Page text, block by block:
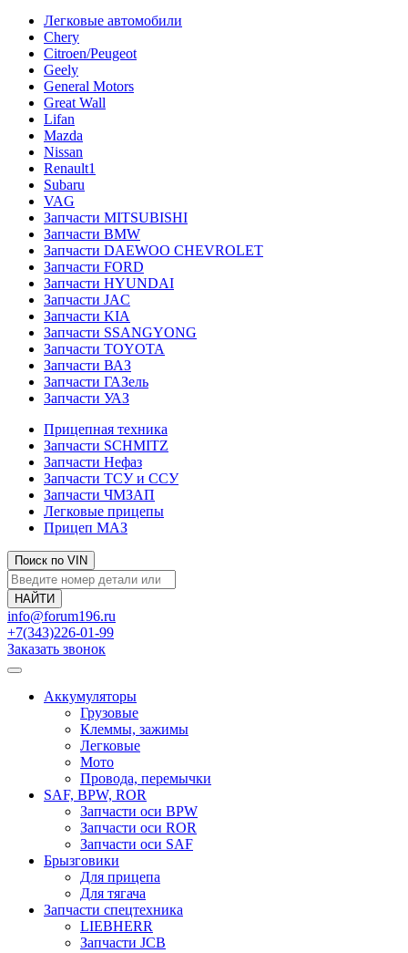
Легковые автомобили
Chery
Citroen/Peugeot
Geely
General Motors
Great Wall
Lifan
Mazda
Nissan
Renault1
Subaru
VAG
Запчасти MITSUBISHI
Запчасти BMW
Запчасти DAEWOO CHEVROLET
Запчасти FORD
Запчасти HYUNDAI
Запчасти JAC
Запчасти KIA
Запчасти SSANGYONG
Запчасти TOYOTA
Запчасти ВАЗ
Запчасти ГАЗель
Запчасти УАЗ
Прицепная техника
Запчасти SCHMITZ
Запчасти Нефаз
Запчасти ТСУ и ССУ
Запчасти ЧМЗАП
Легковые прицепы
Прицеп МАЗ
Поиск по VIN
info@forum196.ru
+7(343)226-01-99
Заказать звонок
Аккумуляторы
Грузовые
Клеммы, зажимы
Легковые
Мото
Провода, перемычки
SAF, BPW, ROR
Запчасти оси BPW
Запчасти оси ROR
Запчасти оси SAF
Брызговики
Для прицепа
Для тягача
Запчасти спецтехника
LIEBHERR
Запчасти JCB